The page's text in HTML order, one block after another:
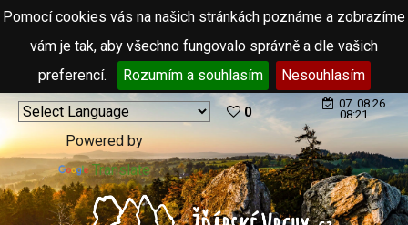
Pomocí cookies vás na našich stránkách poznáme a zobrazíme
vám je tak, aby všechno fungovalo správně a dle vašich
preferencí.
Rozumím a souhlasím Nesouhlasím
Powered by
Translate
0
07. 08.26
08:21